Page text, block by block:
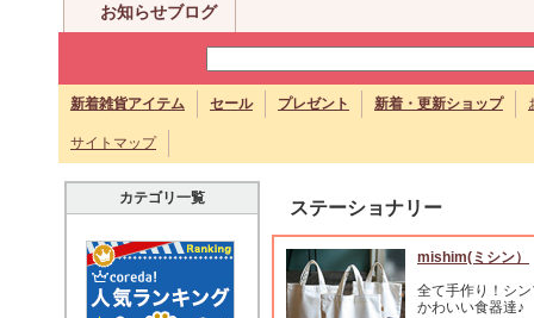
お知らせブログ
新着雑貨アイテム セール プレゼント 新着・更新ショップ
サイトマップ
カテゴリ一覧 ステーショナリー
mishim(ミシン）
全て手作り！シ
かわいい食器達♪